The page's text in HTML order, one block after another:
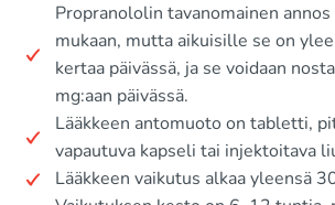
Propranololin tavanomainen
mukaan, mutta aikuisille se on
kertaa päivässä, ja se voidaan
mg:aan päivässä.
Lääkkeen antomuoto on tabletti,
vapautuva kapseli tai injektoitava
Lääkkeen vaikutus alkaa yleensä